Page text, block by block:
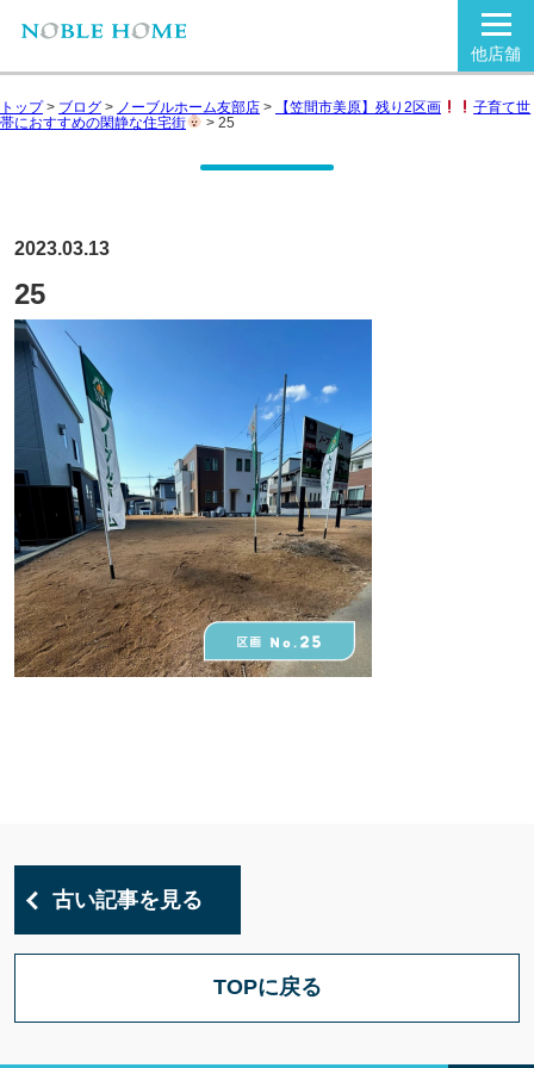
他店舗
トップ> ブログ > ノーブルホーム友部店 > 【笠間市美原】残り2区画
子育て世
帯におすすめの閑静な住宅街
> 25
2023.03.13
25
古い記事を見る
TOPに戻る